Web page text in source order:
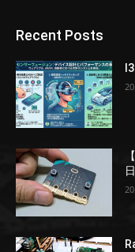
Recent Posts